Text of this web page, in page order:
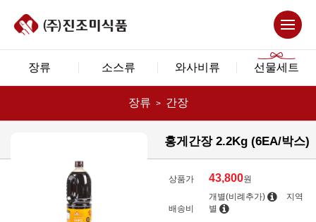
장류 소스류 와사비류 선물세트
장류 간장
홍게간장 2.2Kg (6EA/박스)
상품가 43,800원
배송비
개별(비례추가)
지역
별